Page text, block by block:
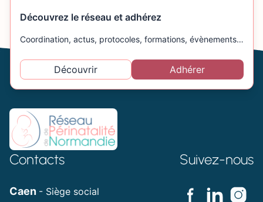
Découvrez le réseau et adhérez
Coordination, actus, protocoles, formations, évènements…
Découvrir Adhérer
Contacts
Caen - Siège social
Suivez-nous